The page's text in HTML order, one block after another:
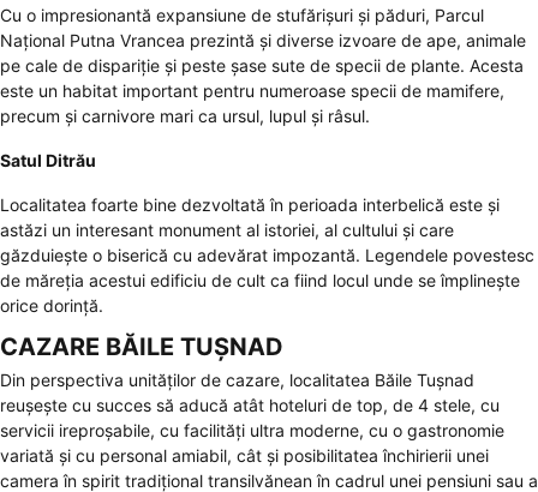
Cu o impresionantă expansiune de stufărișuri și păduri, Parcul
Național Putna Vrancea prezintă și diverse izvoare de ape, animale
pe cale de dispariție și peste șase sute de specii de plante. Acesta
este un habitat important pentru numeroase specii de mamifere,
precum și carnivore mari ca ursul, lupul și râsul.
Satul Ditrău
Localitatea foarte bine dezvoltată în perioada interbelică este și
astăzi un interesant monument al istoriei, al cultului și care
găzduiește o biserică cu adevărat impozantă. Legendele povestesc
de măreția acestui edificiu de cult ca fiind locul unde se împlinește
orice dorință.
CAZARE BĂILE TUȘNAD
Din perspectiva unităților de cazare, localitatea Băile Tușnad
reușește cu succes să aducă atât hoteluri de top, de 4 stele, cu
servicii ireproșabile, cu facilități ultra moderne, cu o gastronomie
variată și cu personal amiabil, cât și posibilitatea închirierii unei
camera în spirit tradițional transilvănean în cadrul unei pensiuni sau a